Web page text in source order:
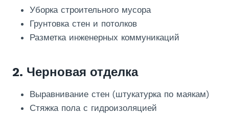
Уборка строительного мусора
Грунтовка стен и потолков
Разметка инженерных коммуникаций
2. Черновая отделка
Выравнивание стен (штукатурка по маякам)
Стяжка пола с гидроизоляцией